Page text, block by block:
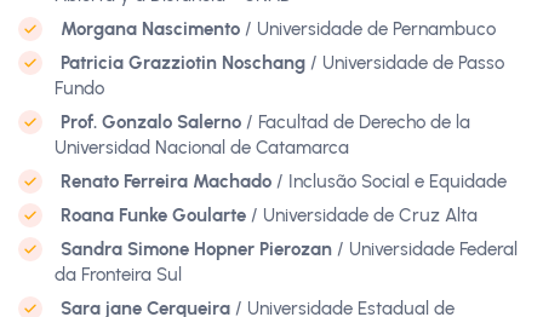
Morgana Nascimento / Universidade de Pernambuco
Patricia Grazziotin Noschang / Universidade de Passo
Fundo
Prof. Gonzalo Salerno / Facultad de Derecho de la
Universidad Nacional de Catamarca
Renato Ferreira Machado / Inclusão Social e Equidade
Roana Funke Goularte / Universidade de Cruz Alta
Sandra Simone Hopner Pierozan / Universidade Federal
da Fronteira Sul
Sara jane Cerqueira / Universidade Estadual de